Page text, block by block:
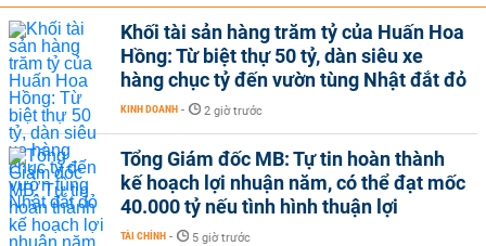
Khối tài sản hàng trăm tỷ của Huấn Hoa
Hồng: Từ biệt thự 50 tỷ, dàn siêu xe
hàng chục tỷ đến vườn tùng Nhật đắt đỏ
KINH DOANH - 2 giờ trước
Tổng Giám đốc MB: Tự tin hoàn thành
kế hoạch lợi nhuận năm, có thể đạt mốc
40.000 tỷ nếu tình hình thuận lợi
TÀI CHÍNH - 5 giờ trước